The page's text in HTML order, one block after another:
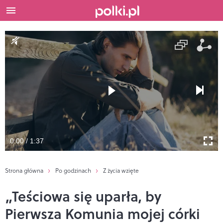
0:00 / 1:37
Strona główna Po godzinach Z życia wzięte
„Teściowa się uparła, by
Pierwsza Komunia mojej córki